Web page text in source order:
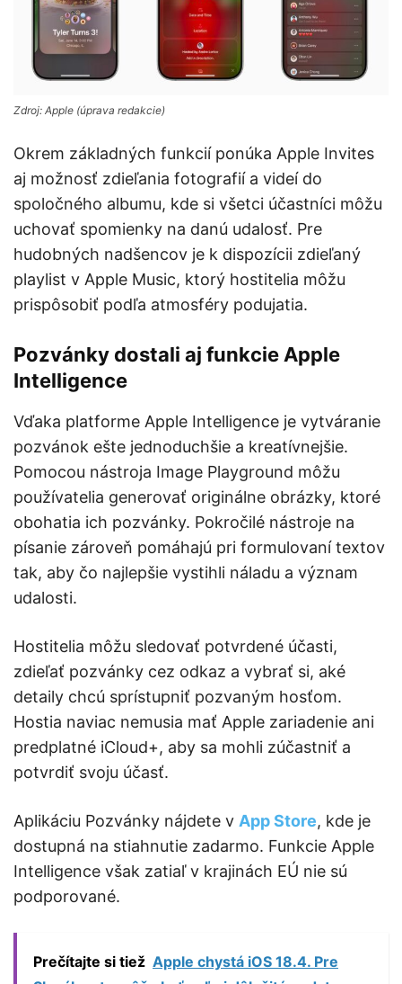
Zdroj: Apple (úprava redakcie)
Okrem základných funkcií ponúka Apple Invites
aj možnosť zdieľania fotografií a videí do
spoločného albumu, kde si všetci účastníci môžu
uchovať spomienky na danú udalosť. Pre
hudobných nadšencov je k dispozícii zdieľaný
playlist v Apple Music, ktorý hostitelia môžu
prispôsobiť podľa atmosféry podujatia.
Pozvánky dostali aj funkcie Apple
Intelligence
Vďaka platforme Apple Intelligence je vytváranie
pozvánok ešte jednoduchšie a kreatívnejšie.
Pomocou nástroja Image Playground môžu
používatelia generovať originálne obrázky, ktoré
obohatia ich pozvánky. Pokročilé nástroje na
písanie zároveň pomáhajú pri formulovaní textov
tak, aby čo najlepšie vystihli náladu a význam
udalosti.
Hostitelia môžu sledovať potvrdené účasti,
zdieľať pozvánky cez odkaz a vybrať si, aké
detaily chcú sprístupniť pozvaným hosťom.
Hostia naviac nemusia mať Apple zariadenie ani
predplatné iCloud+, aby sa mohli zúčastniť a
potvrdiť svoju účasť.
Aplikáciu Pozvánky nájdete v App Store, kde je
dostupná na stiahnutie zadarmo. Funkcie Apple
Intelligence však zatiaľ v krajinách EÚ nie sú
podporované.
Prečítajte si tiež Apple chystá iOS 18.4. Pre